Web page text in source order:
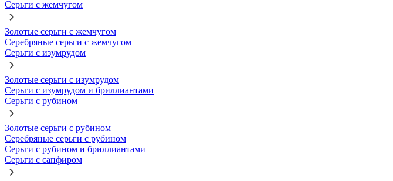
Серьги с жемчугом
Золотые серьги с жемчугом
Серебряные серьги с жемчугом
Серьги с изумрудом
Золотые серьги с изумрудом
Серьги с изумрудом и бриллиантами
Серьги с рубином
Золотые серьги с рубином
Серебряные серьги с рубином
Серьги с рубином и бриллиантами
Серьги с сапфиром